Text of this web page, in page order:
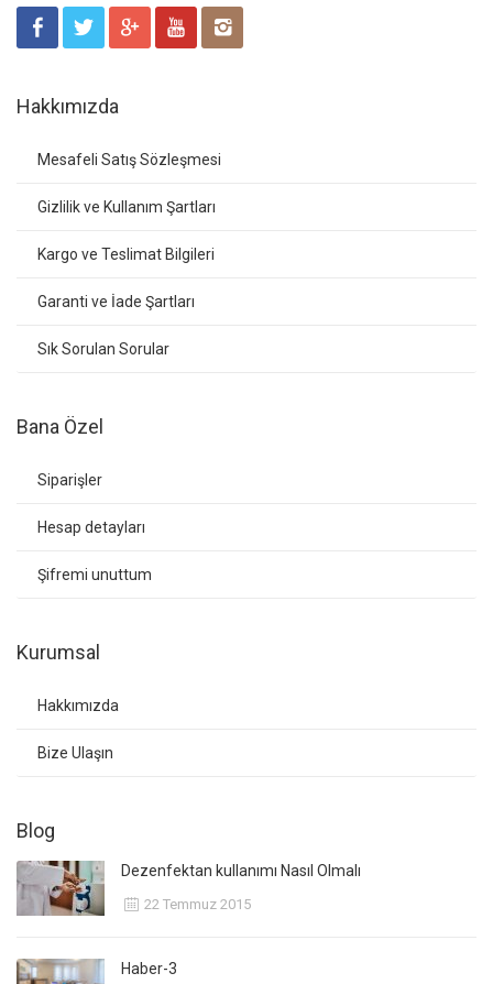
Hakkımızda
Mesafeli Satış Sözleşmesi
Gizlilik ve Kullanım Şartları
Kargo ve Teslimat Bilgileri
Garanti ve İade Şartları
Sık Sorulan Sorular
Bana Özel
Siparişler
Hesap detayları
Şifremi unuttum
Kurumsal
Hakkımızda
Bize Ulaşın
Blog
Dezenfektan kullanımı Nasıl Olmalı
22 Temmuz 2015
Haber-3